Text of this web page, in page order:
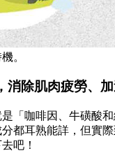
。
消除肌肉疲勞、
「咖啡因、牛磺酸
都耳熟能詳，但實
吧！